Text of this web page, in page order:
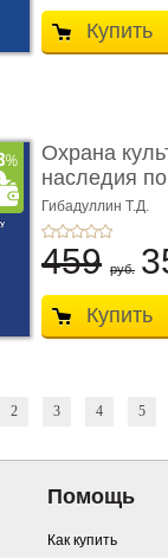
Купить
Охрана
наследия
п ...
Гибадуллин Т.Д.
459 руб.
Купить
2 3 4 5
Помощь
Как купить